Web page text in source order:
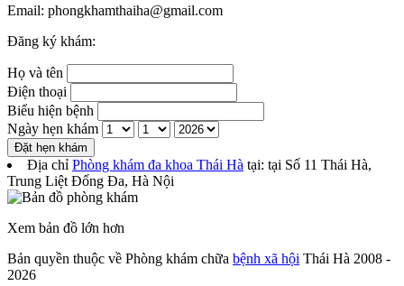
Email: phongkhamthaiha@gmail.com
Đăng ký khám:
Họ và tên
Điện thoại
Biểu hiện bệnh
Ngày hẹn khám
Đặt hẹn khám
Địa chỉ Phòng khám đa khoa Thái Hà tại: tại Số 11 Thái Hà,
Trung Liệt Đống Đa, Hà Nội
Xem bản đồ lớn hơn
Bản quyền thuộc về Phòng khám chữa bệnh xã hội Thái Hà 2008 -
2026